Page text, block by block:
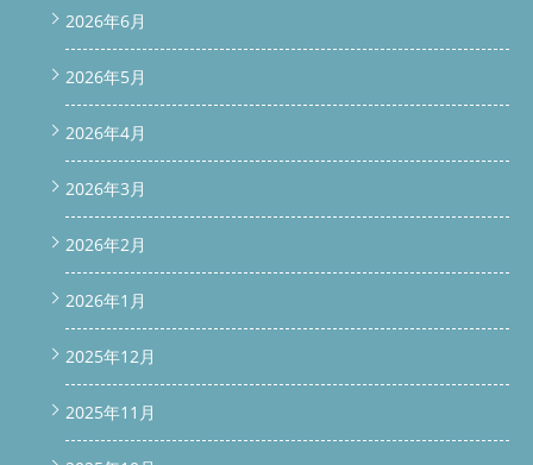
2026年6月
2026年5月
2026年4月
2026年3月
2026年2月
2026年1月
2025年12月
2025年11月